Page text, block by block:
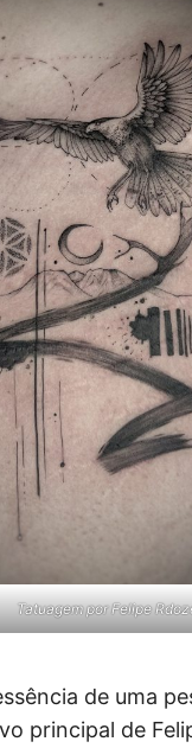
Tatuagem por Felipe
de uma
principal de